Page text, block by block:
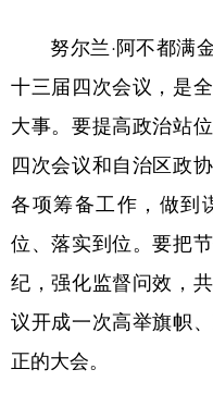
努尔兰·阿不都满
十三届四次会议，是
大事。要提高政治站
四次会议和自治区政
各项筹备工作，做到
位、落实到位。要把
纪，强化监督问效，
议开成一次高举旗帜
正的大会。